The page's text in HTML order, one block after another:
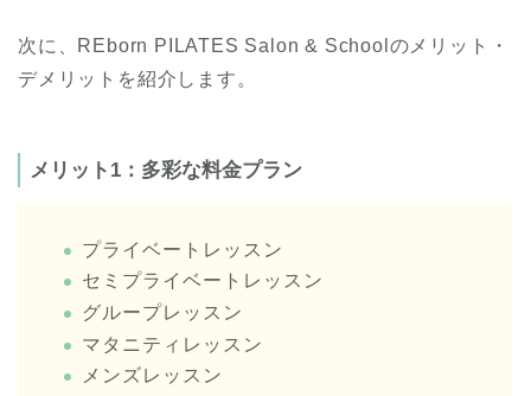
次に、REborn PILATES Salon & Schoolのメリット・
デメリットを紹介します。
メリット1：多彩な料金プラン
プライベートレッスン
セミプライベートレッスン
グループレッスン
マタニティレッスン
メンズレッスン